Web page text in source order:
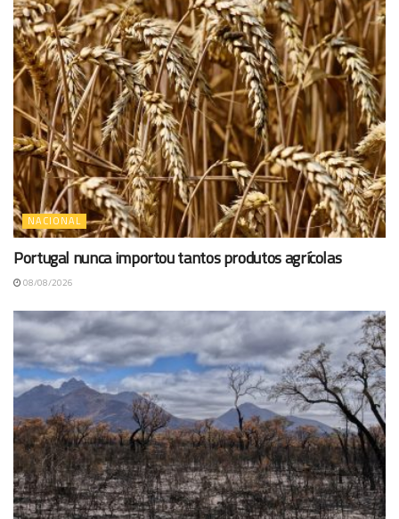
NACIONAL
Portugal nunca importou tantos produtos agrícolas
08/08/2026